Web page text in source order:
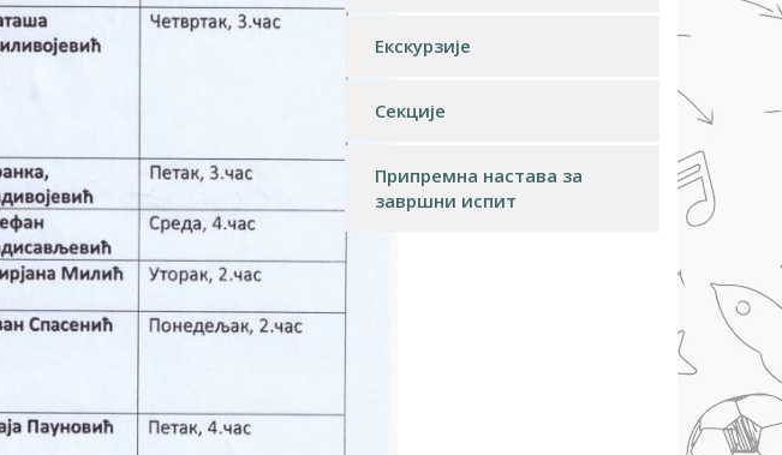
Екскурзије
Секције
Припремна настава за
завршни испит